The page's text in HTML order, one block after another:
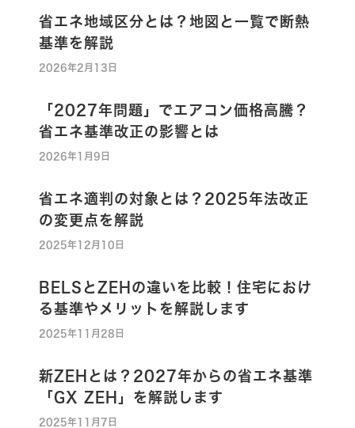
省エネ地域区分とは？地図と一覧で断熱
基準を解説
2026年2月13日
「2027年問題」でエアコン価格高騰？
省エネ基準改正の影響とは
2026年1月9日
省エネ適判の対象とは？2025年法改正
の変更点を解説
2025年12月10日
BELSとZEHの違いを比較！住宅におけ
る基準やメリットを解説します
2025年11月28日
新ZEHとは？2027年からの省エネ基準
「GX ZEH」を解説します
2025年11月7日